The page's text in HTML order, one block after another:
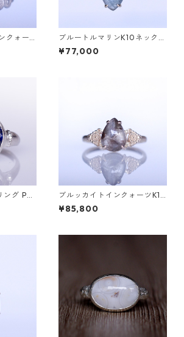
クォー
ダーマ)
ブルートルマリンK10ネックレ
ス HASU(ハス) [H001]
¥77,000
グ PA
ブルッカイトインクォーツK10
リング MALWA (マルワ)[M24
4]
¥85,800